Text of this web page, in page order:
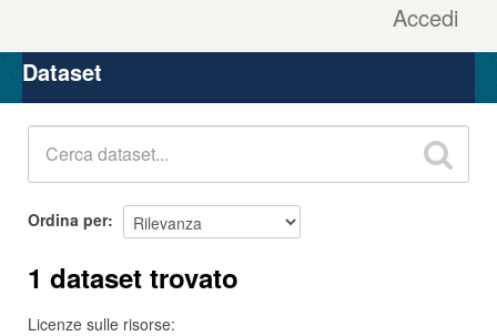
Accedi
Organizzazioni
Gruppi
Dataset
Ordina per
1 dataset trovato
Licenze sulle risorse: